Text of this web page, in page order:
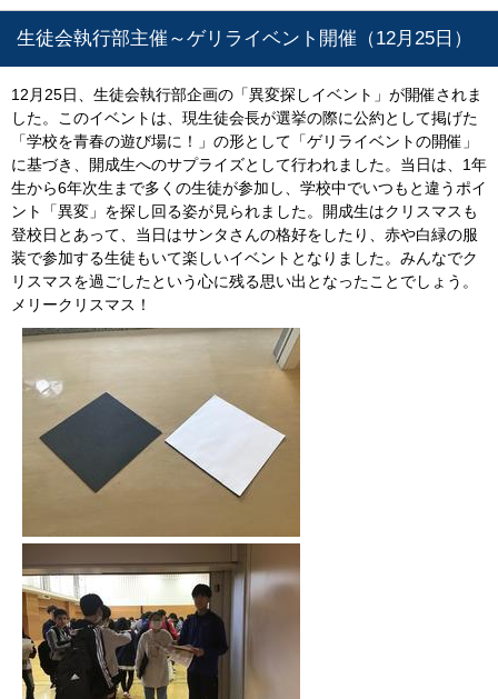
生徒会執行部主催～ゲリライベント開催（12月25日）
12月25日、生徒会執行部企画の「異変探しイベント」が開催されま
した。このイベントは、現生徒会長が選挙の際に公約として掲げた
「学校を青春の遊び場に！」の形として「ゲリライベントの開催」
に基づき、開成生へのサプライズとして行われました。当日は、1年
生から6年次生まで多くの生徒が参加し、学校中でいつもと違うポイ
ント「異変」を探し回る姿が見られました。開成生はクリスマスも
登校日とあって、当日はサンタさんの格好をしたり、赤や白緑の服
装で参加する生徒もいて楽しいイベントとなりました。みんなでク
リスマスを過ごしたという心に残る思い出となったことでしょう。
メリークリスマス！